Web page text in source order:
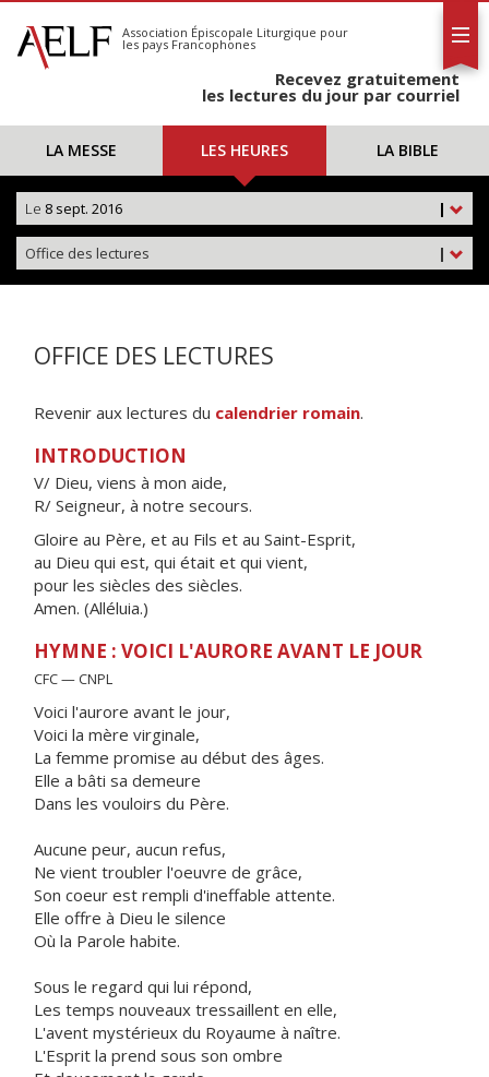
S'abonner
Calendrier
Association Épiscopale Liturgique pour
les pays Francophones
Recevez gratuitement
les lectures du jour par courriel
LA MESSE LES HEURES LA BIBLE
|
Le 8 sept. 2016
|
Office des lectures
OFFICE DES LECTURES
Revenir aux lectures du calendrier romain.
INTRODUCTION
V/ Dieu, viens à mon aide,
R/ Seigneur, à notre secours.
Gloire au Père, et au Fils et au Saint-Esprit,
au Dieu qui est, qui était et qui vient,
pour les siècles des siècles.
Amen. (Alléluia.)
HYMNE : VOICI L'AURORE AVANT LE JOUR
CFC — CNPL
Voici l'aurore avant le jour,
Voici la mère virginale,
La femme promise au début des âges.
Elle a bâti sa demeure
Dans les vouloirs du Père.
Aucune peur, aucun refus,
Ne vient troubler l'oeuvre de grâce,
Son coeur est rempli d'ineffable attente.
Elle offre à Dieu le silence
Où la Parole habite.
Sous le regard qui lui répond,
Les temps nouveaux tressaillent en elle,
L'avent mystérieux du Royaume à naître.
L'Esprit la prend sous son ombre